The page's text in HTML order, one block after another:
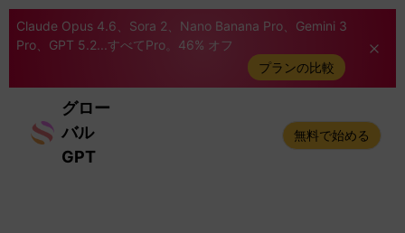
Claude Opus 4.6、Sora 2、Nano Banana Pro、Gemini 3
Pro、GPT 5.2...すべてPro。46% オフ
プランの比較
グロー
バル
GPT
無料で始める